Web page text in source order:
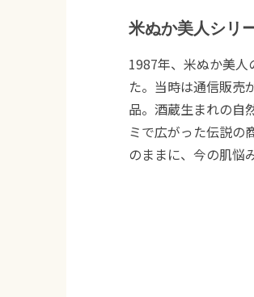
米ぬか美人シリ
1987年、米ぬか美
た。当時は通信販売
品。酒蔵生まれの自
ミで広がった伝説の
のままに、今の肌悩